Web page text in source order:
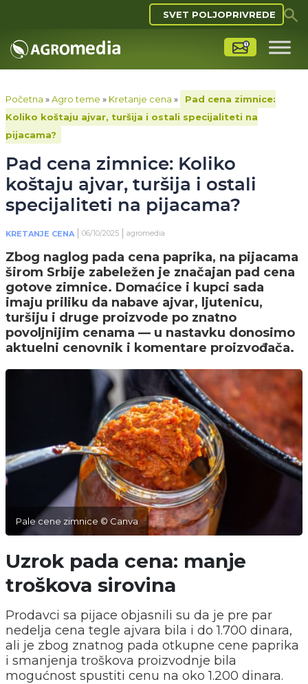
SVET POLJOPRIVREDE
Početna »Agro teme » Kretanje cena »
Pad cena zimnice:
Koliko koštaju ajvar, turšija i ostali specijaliteti na
pijacama?
Pad cena zimnice: Koliko
koštaju ajvar, turšija i ostali
specijaliteti na pijacama?
KRETANJE CENA 06/10/2025 agromedia
Zbog naglog pada cena paprika, na pijacama
širom Srbije zabeležen je značajan pad cena
gotove zimnice. Domaćice i kupci sada
imaju priliku da nabave ajvar, ljutenicu,
turšiju i druge proizvode po znatno
povoljnijim cenama — u nastavku donosimo
aktuelni cenovnik i komentare proizvođača.
Pale cene zimnice © Canva
Uzrok pada cena: manje
troškova sirovina
Prodavci sa pijace objasnili su da je pre par
nedelja cena tegle ajvara bila i do 1.700 dinara,
ali je zbog znatnog pada otkupne cene paprika
i smanjenja troškova proizvodnje bila
mogućnost spustiti cenu na oko 1.200 dinara.